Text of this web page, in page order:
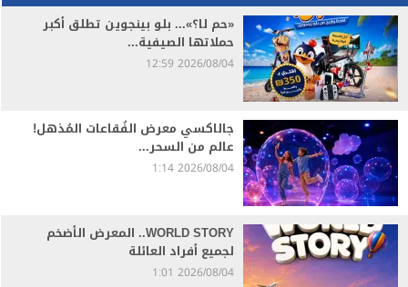
«حم لا؟»... بلو بينجوين تطلق أكبر
حملاتها الصيفية...
2026/08/04 12:59
جالاكسي معرض الفُقاعات المُذهل!
عالم من السحر...
2026/08/04 1:14
WORLD STORY.. المعرض الأضخم
لجميع أفراد العائلة
2026/08/04 1:01